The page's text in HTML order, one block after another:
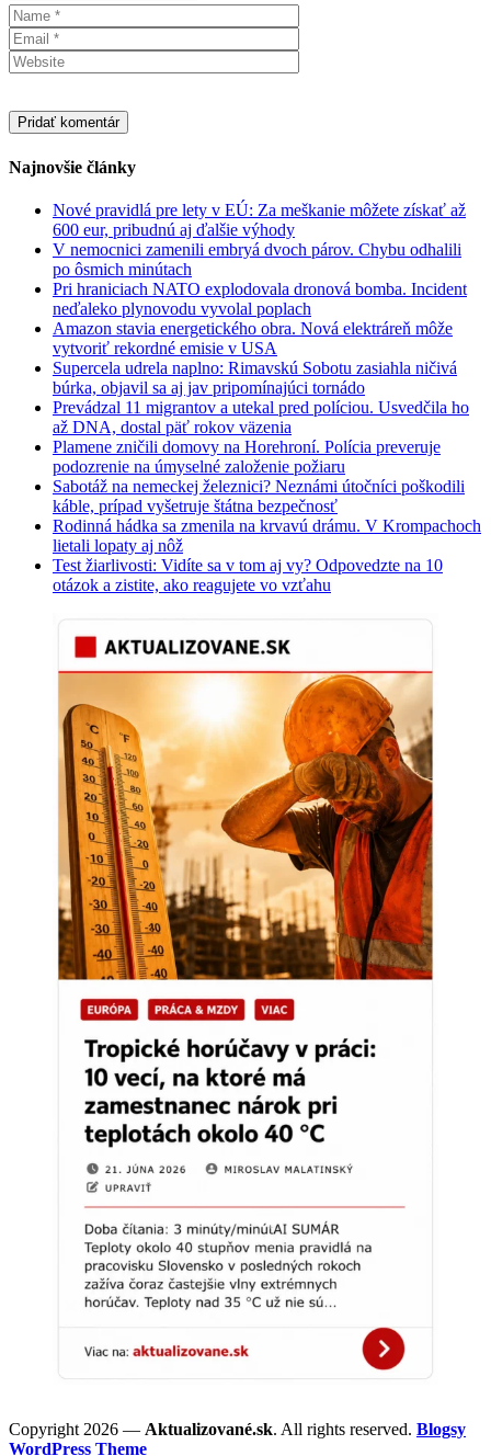
Najnovšie články
Nové pravidlá pre lety v EÚ: Za meškanie môžete získať až
600 eur, pribudnú aj ďalšie výhody
V nemocnici zamenili embryá dvoch párov. Chybu odhalili
po ôsmich minútach
Pri hraniciach NATO explodovala dronová bomba. Incident
neďaleko plynovodu vyvolal poplach
Amazon stavia energetického obra. Nová elektráreň môže
vytvoriť rekordné emisie v USA
Supercela udrela naplno: Rimavskú Sobotu zasiahla ničivá
búrka, objavil sa aj jav pripomínajúci tornádo
Prevádzal 11 migrantov a utekal pred políciou. Usvedčila ho
až DNA, dostal päť rokov väzenia
Plamene zničili domovy na Horehroní. Polícia preveruje
podozrenie na úmyselné založenie požiaru
Sabotáž na nemeckej železnici? Neznámi útočníci poškodili
káble, prípad vyšetruje štátna bezpečnosť
Rodinná hádka sa zmenila na krvavú drámu. V Krompachoch
lietali lopaty aj nôž
Test žiarlivosti: Vidíte sa v tom aj vy? Odpovedzte na 10
otázok a zistite, ako reagujete vo vzťahu
Copyright 2026 — Aktualizované.sk. All rights reserved. Blogsy
WordPress Theme